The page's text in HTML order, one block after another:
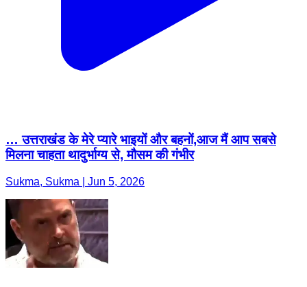
… उत्तराखंड के मेरे प्यारे भाइयों और बहनों,आज मैं आप सबसे
मिलना चाहता थादुर्भाग्य से, मौसम की गंभीर
Sukma, Sukma | Jun 5, 2026